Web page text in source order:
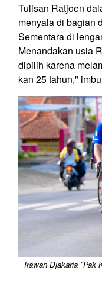
Tulisan Ratjoen
menyala di bagian
Sementara di
Menandakan usia
dipilih karena
kan 25 tahun,"
Irawan Djakaria "Pak